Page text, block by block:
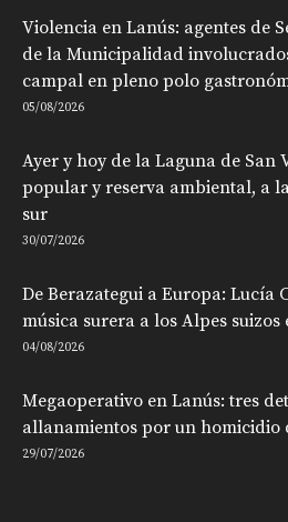
Violencia en Lanús: agentes de
de la Municipalidad
campal en pleno polo
05/08/2026
Ayer y hoy de la Laguna de San
popular y reserva ambiental, a
sur
30/07/2026
De Berazategui a Europa: Lucía
música surera a los Alpes suizos
04/08/2026
Megaoperativo en Lanús: tres
allanamientos por un homicidio
29/07/2026